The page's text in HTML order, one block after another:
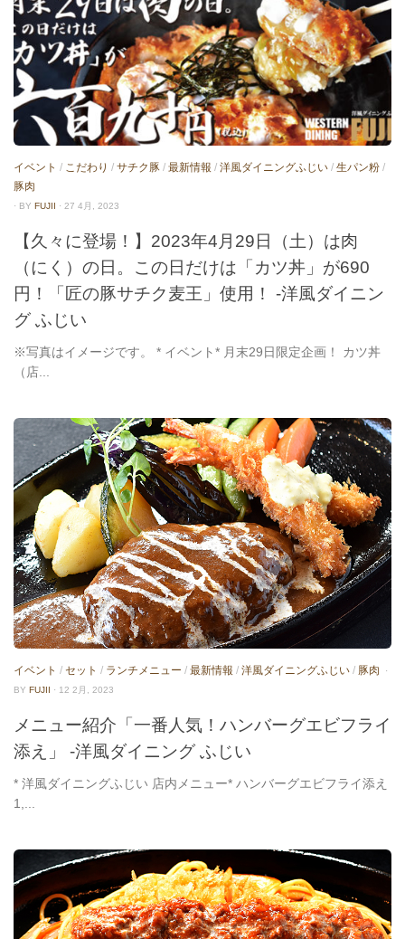
イベント / こだわり / サチク豚 / 最新情報 / 洋風ダイニングふじい / 生パン粉 /
豚肉
· BY FUJII · 27 4月, 2023
【久々に登場！】2023年4月29日（土）は肉
（にく）の日。この日だけは「カツ丼」が690
円！「匠の豚サチク麦王」使用！ -洋風ダイニン
グ ふじい
※写真はイメージです。 * イベント* 月末29日限定企画！ カツ丼
（店...
イベント / セット / ランチメニュー / 最新情報 / 洋風ダイニングふじい / 豚肉
·
BY FUJII · 12 2月, 2023
メニュー紹介「一番人気！ハンバーグエビフライ
添え」 -洋風ダイニング ふじい
* 洋風ダイニングふじい 店内メニュー* ハンバーグエビフライ添え
1,...